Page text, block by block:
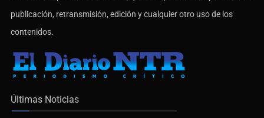
publicación, retransmisión, edición y cualquier otro uso de los
contenidos.
Últimas Noticias